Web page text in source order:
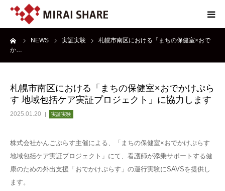
NEWS 実証実験
札幌市南区における「まちの保健室×おで
か…
札幌市南区における「まちの保健室×おでかけぷら
す 地域包括ケア実証プロジェクト」に協力します
2025.01.20 実証実験
株式会社かんごぷらす主催による、「まちの保健室×おでかけぷらす
地域包括ケア実証プロジェクト」にて、看護師が添乗サポートする健
康のための外出支援「おでかけぷらす」の運行実験にSAVSを提供し
ます。
NEWS
SERVICE
ABOUT